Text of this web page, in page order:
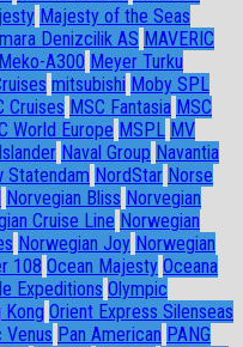
Majesty of the Seas
Denizcilik AS MAVERIC
Meko-A300 Meyer Turku
mitsubishi Moby SPL
Cruises MSC Fantasia MSC
World Europe MSPL MV
Naval Group Navantia
Statendam NordStar Norse
Norvegian Bliss Norvegian
Cruise Line Norwegian
Norwegian Joy Norwegian
108 Ocean Majesty Oceana
Expeditions Olympic
Kong Orient Express Silenseas
Venus Pan American PANG